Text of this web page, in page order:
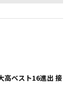
高ベスト16進出 接